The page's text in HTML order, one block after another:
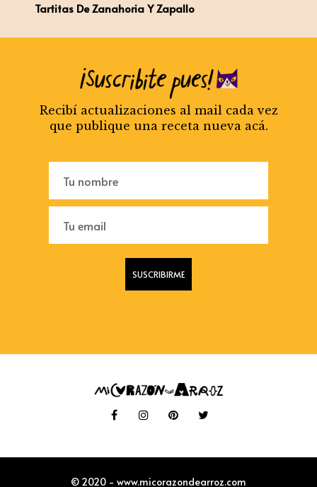
Tartitas De Zanahoria Y Zapallo
Recibí actualizaciones al mail cada vez
que publique una receta nueva acá.
© 2020 - www.micorazondearroz.com